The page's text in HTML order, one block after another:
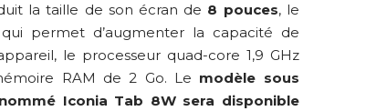
la taille de son écran de 8 pouces, le
permet d’augmenter la capacité de
le processeur quad-core 1,9 GHz
RAM de 2 Go. Le modèle sous
Iconia Tab 8W sera disponible